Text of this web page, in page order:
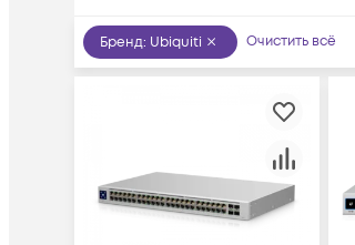
Бренд: Ubiquiti Очистить всё